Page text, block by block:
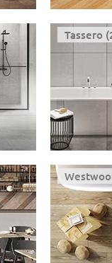
Tassero